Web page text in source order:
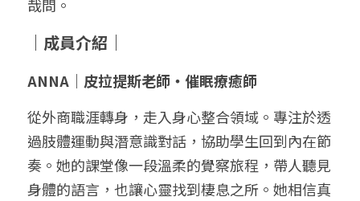
哉問。
｜成員介紹｜
ANNA｜皮拉提斯老師・催眠療癒師
從外商職涯轉身，走入身心整合領域。專注於透
過肢體運動與潛意識對話，協助學生回到內在節
奏。她的課堂像一段溫柔的覺察旅程，帶人聽見
身體的語言，也讓心靈找到棲息之所。她相信真